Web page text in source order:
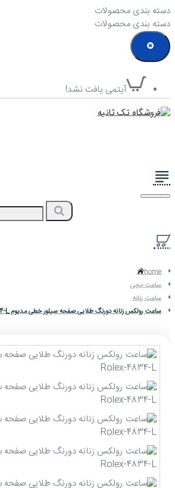
دسته بندی محصولات
دسته بندی محصولات
آیتمی یافت نشد!
home
ساعت مچی
ساعت زنانه
ساعت رولکس زنانه دورنگ طلایی صفحه سیلور خطی مدیوم Rolex-4834-L